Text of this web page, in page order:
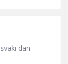
dan